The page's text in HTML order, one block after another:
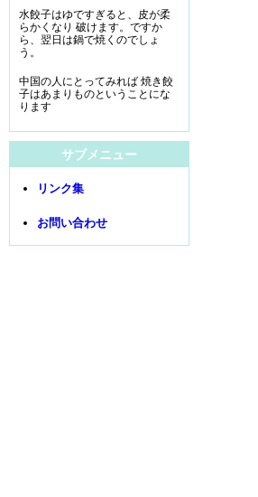
水餃子はゆですぎると、皮が柔
らかくなり 破けます。ですか
ら、翌日は鍋で焼くのでしょ
う。
中国の人にとってみれば 焼き餃
子はあまりものということにな
ります
サブメニュー
リンク集
お問い合わせ